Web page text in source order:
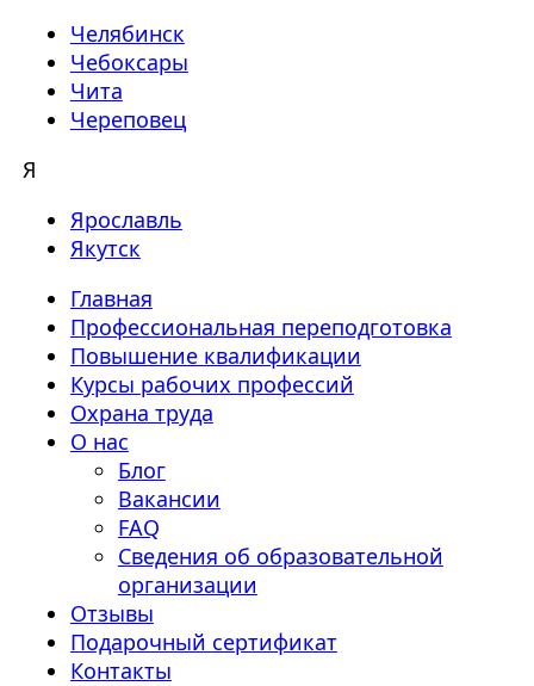
Челябинск
Чебоксары
Чита
Череповец
Я
Ярославль
Якутск
Главная
Профессиональная переподготовка
Повышение квалификации
Курсы рабочих профессий
Охрана труда
О нас
Блог
Вакансии
FAQ
Сведения об образовательной
организации
Отзывы
Подарочный сертификат
Контакты